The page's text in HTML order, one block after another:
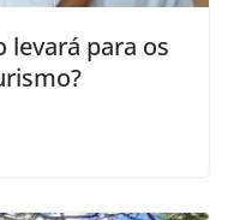
levará para os